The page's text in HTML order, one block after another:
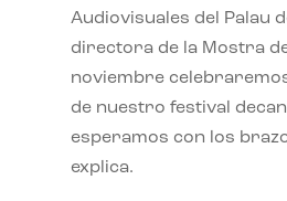
Audiovisuales del Palau
directora de la Mostra
noviembre
de nuestro festival
esperamos con los
explica.